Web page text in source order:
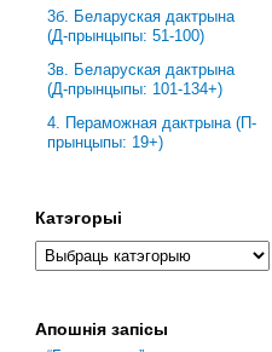
3б. Беларуская дактрына
(Д-прынцыпы: 51-100)
3в. Беларуская дактрына
(Д-прынцыпы: 101-134+)
4. Пераможная дактрына (П-
прынцыпы: 19+)
Катэгорыі
Апошнія запісы